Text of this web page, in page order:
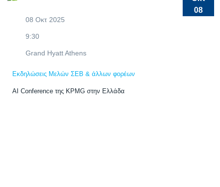
08
08 Οκτ 2025
9:30
Grand Hyatt Athens
Εκδηλώσεις Μελών ΣΕΒ & άλλων φορέων
AI Conference της KPMG στην Ελλάδα